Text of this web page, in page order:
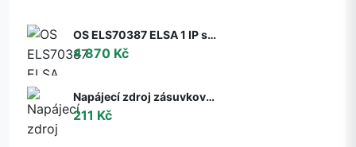
OS ELS70387 ELSA 1 IP stropní/nástěnné skleněné svítidlo bílá IP65 3000 K 9W LED DALI (původní kód OS 70387) - OSMONT
4 870 Kč
Napájecí zdroj zásuvkový 6V, 2A, 5.5x2.1mm
211 Kč